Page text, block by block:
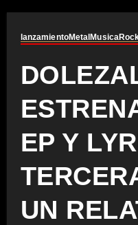
lanzamientoMetalMusica
EP Y
UN